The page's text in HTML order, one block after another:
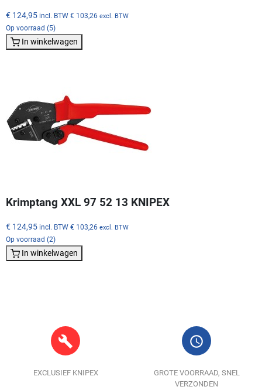
€ 124,95 incl. BTW € 103,26 excl. BTW
Op voorraad (5)
In winkelwagen
Krimptang XXL 97 52 13 KNIPEX
€ 124,95 incl. BTW € 103,26 excl. BTW
Op voorraad (2)
In winkelwagen
build
EXCLUSIEF KNIPEX
query_builder
GROTE VOORRAAD, SNEL
VERZONDEN